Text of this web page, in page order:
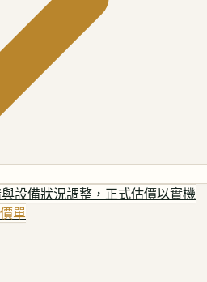
設備狀況調整，正式估價以實機
單